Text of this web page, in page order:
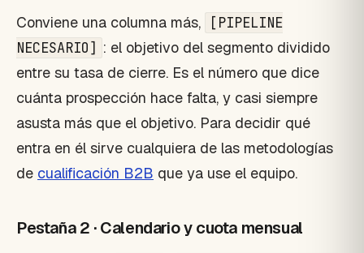
Conviene una columna más,
[PIPELINE
NECESARIO] : el objetivo del segmento dividido
entre su tasa de cierre. Es el número que dice
cuánta prospección hace falta, y casi siempre
asusta más que el objetivo. Para decidir qué
entra en él sirve cualquiera de las metodologías
de cualificación B2B que ya use el equipo.
Pestaña 2 · Calendario y cuota mensual